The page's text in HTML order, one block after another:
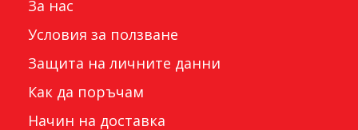
За нас
Условия за ползване
Защита на личните данни
Как да поръчам
Начин на доставка